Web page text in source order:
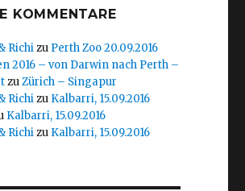
KOMMENTARE
Richizu Perth Zoo 20.09.2016
2016 – von Darwin nach Perth –
zuZürich – Singapur
Richizu Kalbarri, 15.09.2016
Kalbarri, 15.09.2016
Richizu Kalbarri, 15.09.2016